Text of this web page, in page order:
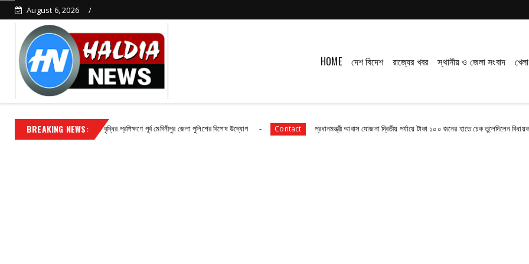
August 6, 2026
HOME দেশ বিদেশ রাজ্যের খবর স্থানীয় ও জেলা সংবাদ
BREAKING NEWS:
অপরাধ দমনে দক্ষতা বৃদ্ধির প্রশিক্ষণে পূর্ব মেদিনীপুর জেলা পুলিশের বিশেষ উদ্যোগ Contact প্রধানমন্ত্রী আবাস যোজনা দ্বিতীয় পর্যায়ে টাকা ১০০ জনের হাতে চেক তুলেদিলেন বিধায়ক প্রদীপ